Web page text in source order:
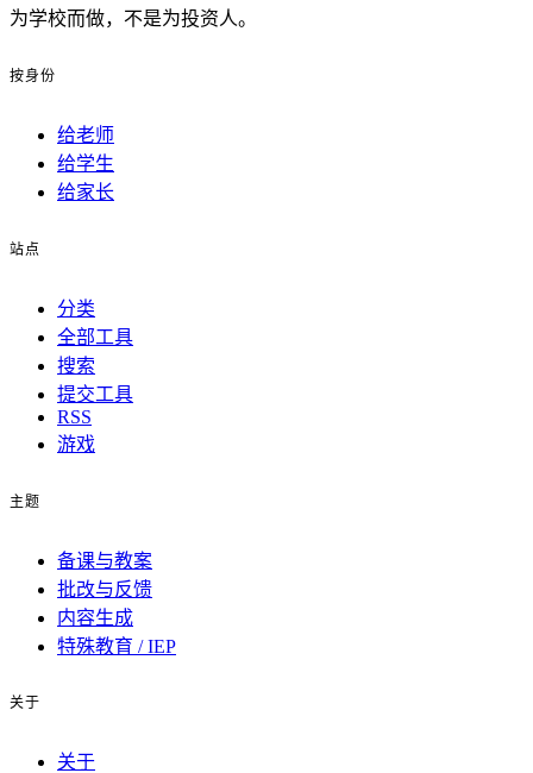
为学校而做，不是为投资人。
按身份
给老师
给学生
给家长
站点
分类
全部工具
搜索
提交工具
RSS
游戏
主题
备课与教案
批改与反馈
内容生成
特殊教育 / IEP
关于
关于